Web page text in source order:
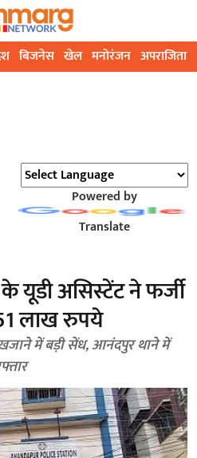
बिजनेस खेल मनोरंजन अपराजिता
Powered by
Translate
यूडी असिस्टेंट ने फर्जी
लाख रुपये
में बड़ी सेंध, आनंदपुर थाने में